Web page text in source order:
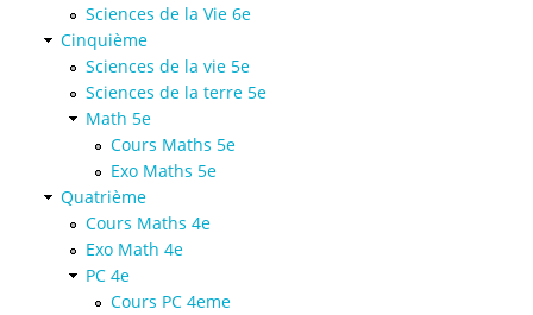
Sciences de la Vie 6e
Cinquième
Sciences de la vie 5e
Sciences de la terre 5e
Math 5e
Cours Maths 5e
Exo Maths 5e
Quatrième
Cours Maths 4e
Exo Math 4e
PC 4e
Cours PC 4eme